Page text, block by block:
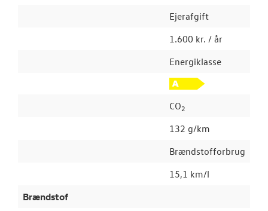
Ejerafgift
1.600 kr. / år
Energiklasse
CO2
132 g/km
Brændstofforbrug
15,1 km/l
Brændstof